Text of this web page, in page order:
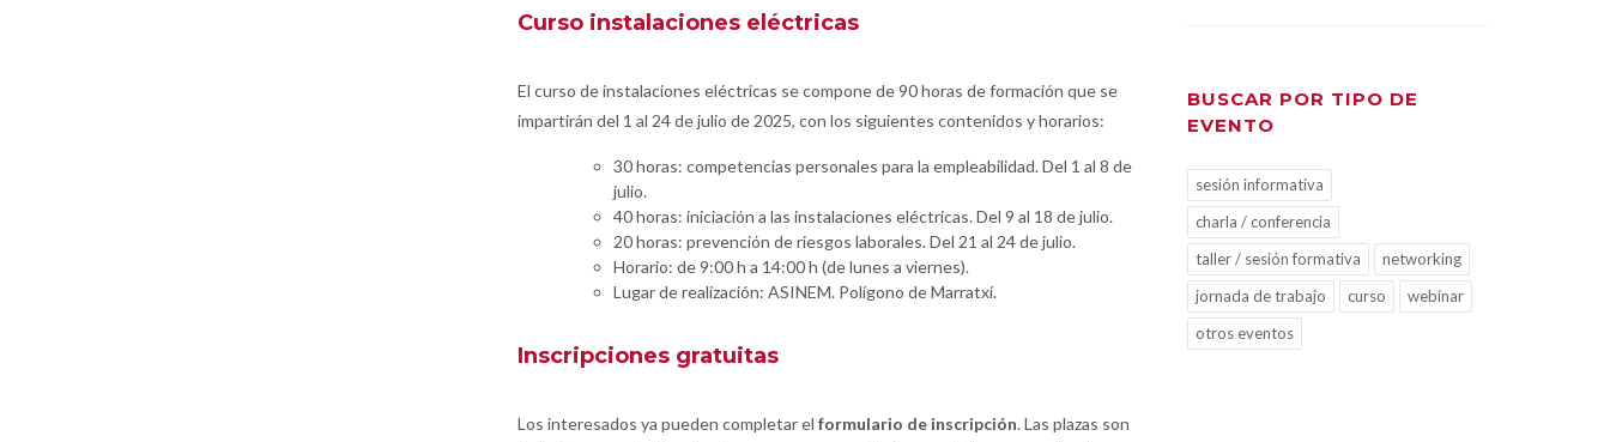
Curso instalaciones eléctricas
El curso de instalaciones eléctricas se compone de 90 horas de formación que se
impartirán del 1 al 24 de julio de 2025, con los siguientes contenidos y horarios:
30 horas: competencias personales para la empleabilidad. Del 1 al 8 de
julio.
40 horas: iniciación a las instalaciones eléctricas. Del 9 al 18 de julio.
20 horas: prevención de riesgos laborales. Del 21 al 24 de julio.
Horario: de 9:00 h a 14:00 h (de lunes a viernes).
Lugar de realización: ASINEM. Polígono de Marratxí.
Inscripciones gratuitas
Los interesados ya pueden completar el formulario de inscripción. Las plazas son
BUSCAR POR TIPO DE
EVENTO
sesión informativa
charla / conferencia
taller / sesión formativa
networking
jornada de trabajo
curso
webinar
otros eventos